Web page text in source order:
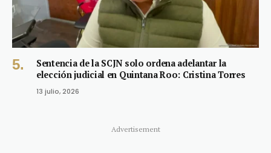
Sentencia de la SCJN solo ordena adelantar la
elección judicial en Quintana Roo: Cristina Torres
13 julio, 2026
Advertisement